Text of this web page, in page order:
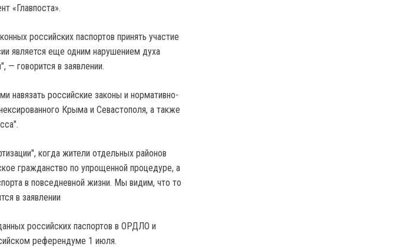
«Главпоста».
российских паспортов принять участие
является еще одним нарушением духа
— говорится в заявлении.
навязать российские законы и нормативно-
Крыма и Севастополя, а также
когда жители отдельных районов
гражданство по упрощенной процедуре, а
в повседневной жизни. Мы видим, что то
в заявлении
российских паспортов в ОРДЛО и
референдуме 1 июля.